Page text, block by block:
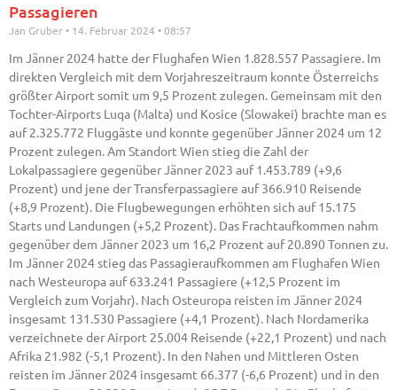
Passagieren
Jan Gruber 14. Februar 2024 08:57
Im Jänner 2024 hatte der Flughafen Wien 1.828.557 Passagiere. Im
direkten Vergleich mit dem Vorjahreszeitraum konnte Österreichs
größter Airport somit um 9,5 Prozent zulegen. Gemeinsam mit den
Tochter-Airports Luqa (Malta) und Kosice (Slowakei) brachte man es
auf 2.325.772 Fluggäste und konnte gegenüber Jänner 2024 um 12
Prozent zulegen. Am Standort Wien stieg die Zahl der
Lokalpassagiere gegenüber Jänner 2023 auf 1.453.789 (+9,6
Prozent) und jene der Transferpassagiere auf 366.910 Reisende
(+8,9 Prozent). Die Flugbewegungen erhöhten sich auf 15.175
Starts und Landungen (+5,2 Prozent). Das Frachtaufkommen nahm
gegenüber dem Jänner 2023 um 16,2 Prozent auf 20.890 Tonnen zu.
Im Jänner 2024 stieg das Passagieraufkommen am Flughafen Wien
nach Westeuropa auf 633.241 Passagiere (+12,5 Prozent im
Vergleich zum Vorjahr). Nach Osteuropa reisten im Jänner 2024
insgesamt 131.530 Passagiere (+4,1 Prozent). Nach Nordamerika
verzeichnete der Airport 25.004 Reisende (+22,1 Prozent) und nach
Afrika 21.982 (-5,1 Prozent). In den Nahen und Mittleren Osten
reisten im Jänner 2024 insgesamt 66.377 (-6,6 Prozent) und in den